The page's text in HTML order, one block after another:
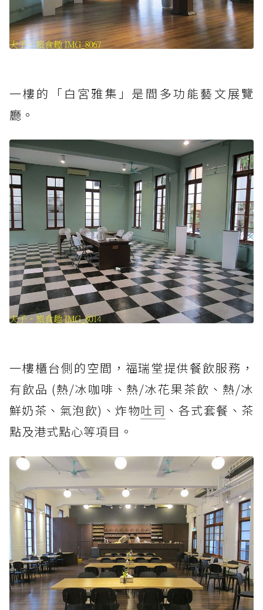
一樓的「白宮雅集」是間多功能藝文展覽
廳。
一樓櫃台側的空間，福瑞堂提供餐飲服務，
有飲品 (熱/冰咖啡、熱/冰花果茶飲、熱/冰
鮮奶茶、氣泡飲)、炸物吐司 、各式套餐、茶
點及港式點心等項目。